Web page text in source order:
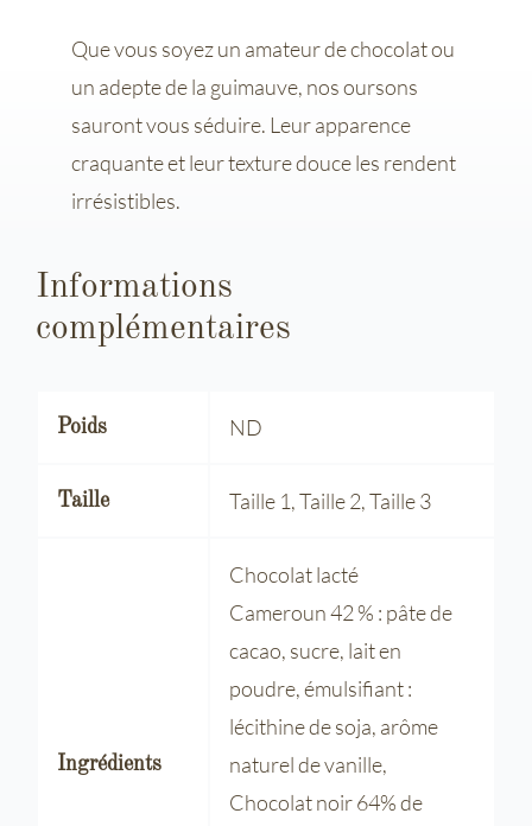
Que vous soyez un amateur de chocolat ou
un adepte de la guimauve, nos oursons
sauront vous séduire. Leur apparence
craquante et leur texture douce les rendent
irrésistibles.
Informations
complémentaires
Poids ND
Taille Taille 1, Taille 2, Taille 3
Ingrédients
Chocolat lacté
Cameroun 42 % : pâte de
cacao, sucre, lait en
poudre, émulsifiant :
lécithine de soja, arôme
naturel de vanille,
Chocolat noir 64% de